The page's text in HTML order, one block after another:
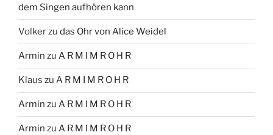
dem Singen aufhören kann
Volkerzu das Ohr von Alice Weidel
Armin zu A R M I M R O H R
Klaus zu A R M I M R O H R
Armin zu A R M I M R O H R
Armin zu A R M I M R O H R